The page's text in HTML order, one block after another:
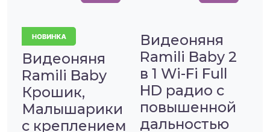
Видеоняня
Ramili Baby
Крошик,
Малышарики
с креплением
Видеоняня
Ramili Baby 2
в 1 Wi-Fi Full
HD радио с
повышенной
дальностью